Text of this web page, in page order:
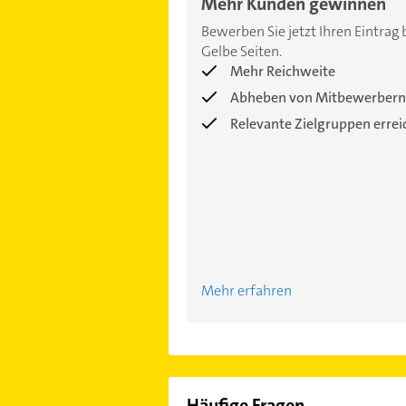
Bewerben Sie jetzt Ihren Eintrag
Gelbe Seiten.
Mehr Reichweite
Abheben von Mitbewerbern
Relevante Zielgruppen
Mehr erfahren